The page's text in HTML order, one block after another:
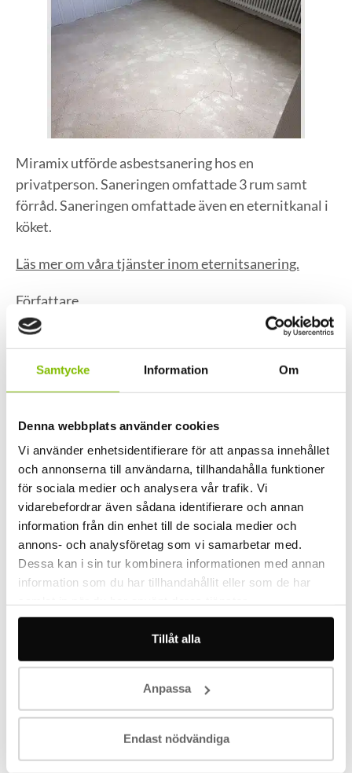
Samtycke Information Om
Denna webbplats använder cookies
Vi använder enhetsidentifierare för att anpassa innehållet
och annonserna till användarna, tillhandahålla funktioner
för sociala medier och analysera vår trafik. Vi
vidarebefordrar även sådana identifierare och annan
information från din enhet till de sociala medier och
annons- och analysföretag som vi samarbetar med.
Dessa kan i sin tur kombinera informationen med annan
information som du har tillhandahållit eller som de har
Tillåt alla
Anpassa
Endast nödvändiga
Miramix utförde asbestsanering hos en
privatperson. Saneringen omfattade 3 rum samt
förråd. Saneringen omfattade även en eternitkanal i
köket.
Läs mer om våra tjänster inom eternitsanering.
Författare
Andrei Adzinets
VD Miramix
Vill du bli kontaktad?
Namn (Obligatoriskt)
E-post